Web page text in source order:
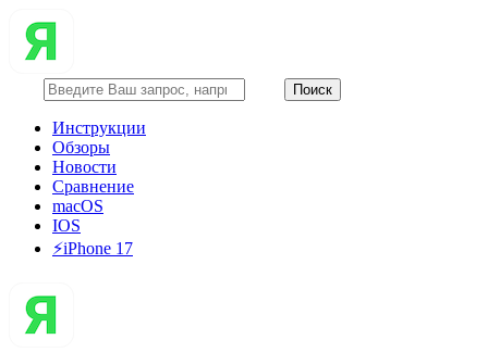
Инструкции
Обзоры
Новости
Сравнение
macOS
IOS
⚡️iPhone 17